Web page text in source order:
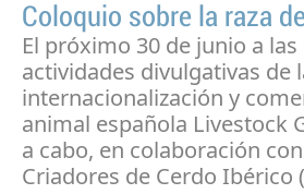
Coloquio sobre la raza
El próximo 30 de junio a
actividades divulgativas de
internacionalización y
animal española Livestock
a cabo, en colaboración
Criadores de Cerdo Ibérico